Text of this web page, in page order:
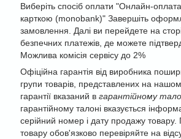
Виберіть спосіб оплати "Онлайн-
карткою (monobank)" Завершіть
замовлення. Далі ви перейдете на
безпечних платежів, де можете
Можлива комісія сервісу до 2%
Офіційна гарантія від виробника
групи товарів, представлених на
гарантії вказаний в гарантійному
гарантійному талоні вказується
серійний номер і дату продажу
товару обов'язково перевіряйте на